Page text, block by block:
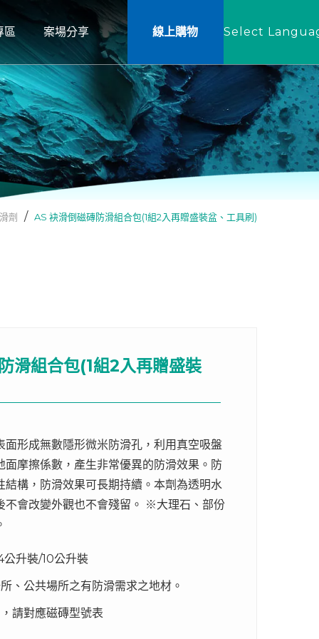
區
X
案場分享
AGENT X 藝術塗料
室內戶外止滑
建築牆面
戶外木結構
線上購物 Select
劑 AS 袂滑倒磁磚防滑組合包(1組2入再贈盛裝盆、工具刷)
滑組合包(1組2入再贈盛裝
面形成無數隱形微米防滑孔，利用真空吸盤
面摩擦係數，產生非常優異的防滑效果。防
結構，防滑效果可長期持續。本劑為透明水
不會改變外觀也不會殘留。 ※大理石、部份
升裝/10公升裝
、公共場所之有防滑需求之地材。
請對應磁磚型號表